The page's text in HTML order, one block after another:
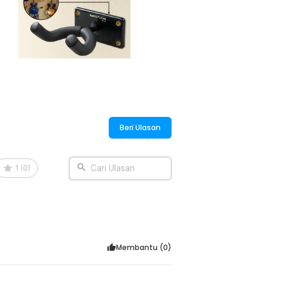
secara solid dan kuat.
menggantung berbagai jenis gitar
Anda tak perlu khawatir bracket akan
Pemasangan yang mudah
gitar ini dapat terpasang dengan
Beri Ulasan
1 (0) Cari Ulasan
Membantu (0)